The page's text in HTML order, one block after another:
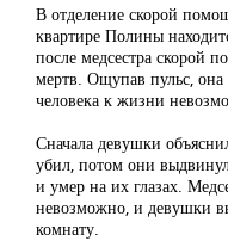
В отделение скорой
квартире Полины
после медсестра скорой
мертв. Ощупав пульс, она
человека к жизни
Сначала девушки
убил, потом они
и умер на их глазах.
невозможно, и девушки
комнату.